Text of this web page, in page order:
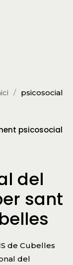
psicosocial
psicosocial
del
sant
de Cubelles
del